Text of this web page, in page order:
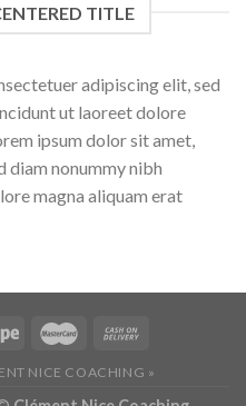
TITLE
adipiscing elit, sed
ut laoreet dolore
ipsum dolor sit amet,
diam nonummy nibh
magna aliquam erat
NICE COACHING »